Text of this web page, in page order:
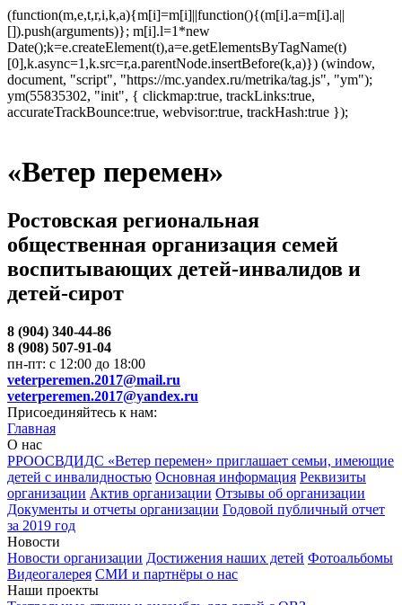
(function(m,e,t,r,i,k,a){m[i]=m[i]||function(){(m[i].a=m[i].a||
[]).push(arguments)}; m[i].l=1*new
Date();k=e.createElement(t),a=e.getElementsByTagName(t)
[0],k.async=1,k.src=r,a.parentNode.insertBefore(k,a)}) (window,
document, "script", "https://mc.yandex.ru/metrika/tag.js", "ym");
ym(55835302, "init", { clickmap:true, trackLinks:true,
accurateTrackBounce:true, webvisor:true, trackHash:true });
«Ветер перемен»
Ростовская региональная
общественная организация семей
воспитывающих детей-инвалидов и
детей-сирот
8 (904) 340-44-86
8 (908) 507-91-04
пн-пт: с 12:00 до 18:00
veterperemen.2017@mail.ru
veterperemen.2017@yandex.ru
Присоединяйтесь к нам:
Главная
О нас
РРООСВДИДС «Ветер перемен» приглашает семьи, имеющие
детей с инвалидностью Основная информация Реквизиты
организации Актив организации Отзывы об организации
Документы и отчеты организации Годовой публичный отчет
за 2019 год
Новости
Новости организации Достижения наших детей Фотоальбомы
Видеогалерея СМИ и партнёры о нас
Наши проекты